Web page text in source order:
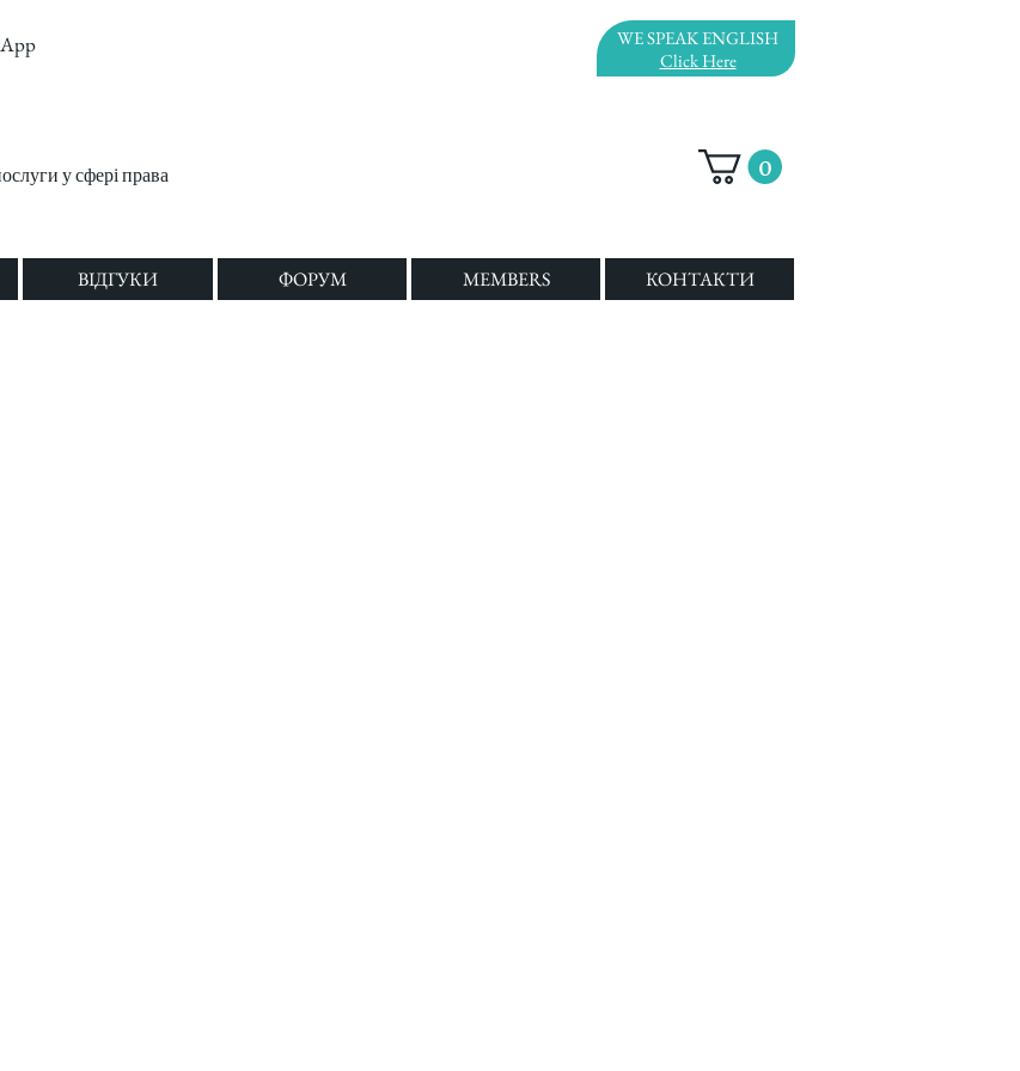
у сфері права
WE SPEAK ENGLISH
Click Here
0
ВІДГУКИ ФОРУМ MEMBERS КОНТАКТИ